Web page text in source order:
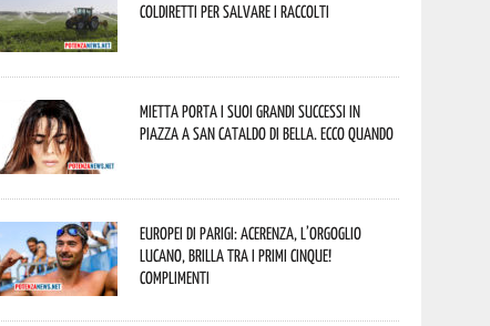
Coldiretti per salvare i raccolti
Mietta porta i suoi grandi successi in
piazza a San Cataldo di Bella. Ecco quando
Europei di Parigi: Acerenza, l’orgoglio
lucano, brilla tra i primi cinque!
Complimenti